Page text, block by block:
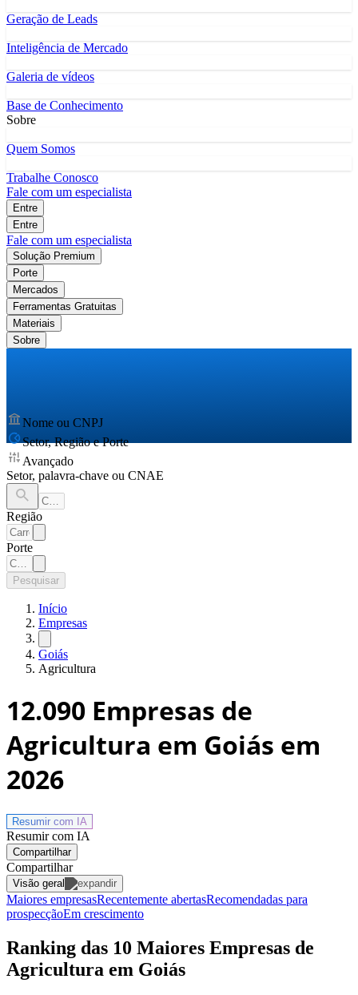
Geração de Leads
Inteligência de Mercado
Galeria de vídeos
Base de Conhecimento
Sobre
Quem Somos
Trabalhe Conosco
Fale com um especialista
Entre
Entre
Fale com um especialista
Solução Premium
Porte
Mercados
Ferramentas Gratuitas
Materiais
Sobre
Nome ou CNPJ
Setor, Região e Porte
Avançado
Setor, palavra-chave ou CNAE
Região
Porte
Pesquisar
Início
Empresas
Goiás
Agricultura
12.090 Empresas de
Agricultura em Goiás em
2026
Resumir com IA
Resumir com IA
Compartilhar
Compartilhar
Visão geral
Maiores empresasRecentemente abertasRecomendadas para
prospecçãoEm crescimento
Ranking das 10 Maiores Empresas de
Agricultura em Goiás